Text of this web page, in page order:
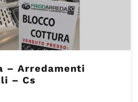
– Arredamenti
– Cs